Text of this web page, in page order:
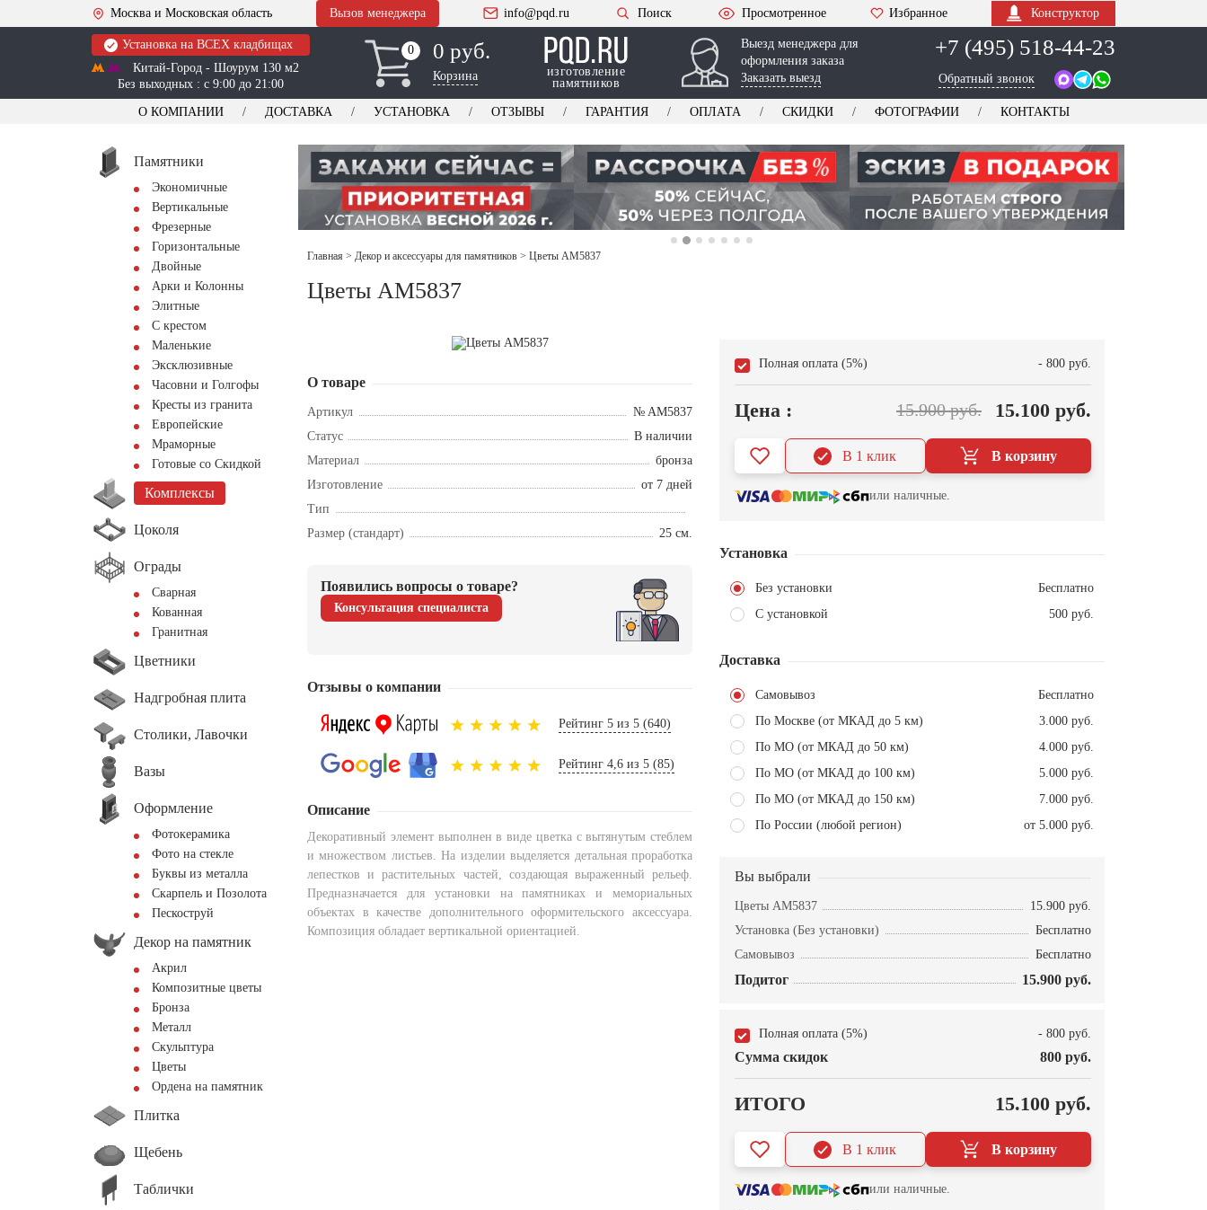
Москва и Московская область Вызов менеджера info@pqd.ru Поиск Просмотренное Избранное Конструктор
Установка на ВСЕХ кладбищах
Китай-Город - Шоурум 130 м2
Без выходных : с 9:00 до 21:00
0
0 0 руб.
Корзина
изготовление
памятников
Выезд менеджера для
оформления заказа
Заказать выезд
+7 (495) 518-44-23
Обратный звонок
О КОМПАНИИ ДОСТАВКА УСТАНОВКА ОТЗЫВЫ ГАРАНТИЯ ОПЛАТА СКИДКИ ФОТОГРАФИИ КОНТАКТЫ
Памятники
Экономичные
Вертикальные
Фрезерные
Горизонтальные
Двойные
Арки и Колонны
Элитные
С крестом
Маленькие
Эксклюзивные
Часовни и Голгофы
Кресты из гранита
Европейские
Мраморные
Готовые со Скидкой
Комплексы
Цоколя
Ограды
Сварная
Кованная
Гранитная
Цветники
Надгробная плита
Столики, Лавочки
Вазы
Оформление
Фотокерамика
Фото на стекле
Буквы из металла
Скарпель и Позолота
Пескоструй
Декор на памятник
Акрил
Композитные цветы
Бронза
Металл
Скульптура
Цветы
Ордена на памятник
Плитка
Щебень
Таблички
Главная > Декор и аксессуары для памятников > Цветы AM5837
Цветы AM5837
О товаре
Артикул
№ AM5837
Статус
В наличии
Материал
бронза
Изготовление
от 7 дней
Тип
Размер (стандарт)
25 см.
Появились вопросы о товаре?
Консультация специалиста
Отзывы о компании
Рейтинг 5 из 5 (640)
Рейтинг 4,6 из 5 (85)
Описание
Декоративный элемент выполнен в виде цветка с вытянутым стеблем
и множеством листьев. На изделии выделяется детальная проработка
лепестков и растительных частей, создающая выраженный рельеф.
Предназначается для установки на памятниках и мемориальных
объектах в качестве дополнительного оформительского аксессуара.
Композиция обладает вертикальной ориентацией.
Полная оплата (5%) - 800 руб.
Цена : 15.900 руб. 15.100 руб.
В корзину
В 1 клик
или наличные.
Установка
Без установки
Бесплатно
С установкой
500 руб.
Доставка
Самовывоз
Бесплатно
По Москве (от МКАД до 5 км)
3.000 руб.
По МО (от МКАД до 50 км)
4.000 руб.
По МО (от МКАД до 100 км)
5.000 руб.
По МО (от МКАД до 150 км)
7.000 руб.
По России (любой регион)
от 5.000 руб.
Вы выбрали
Цветы AM5837
15.900 руб.
Установка (Без установки)
Бесплатно
Самовывоз
Бесплатно
Подитог 15.900 руб.
Полная оплата (5%) - 800 руб.
Сумма скидок 800 руб.
ИТОГО 15.100 руб.
В корзину
В 1 клик
или наличные.